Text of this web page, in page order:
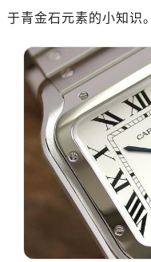
于青金石元素的小知识。